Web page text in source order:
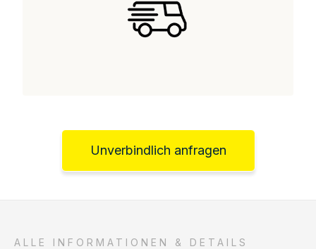
Unverbindlich anfragen
ALLE INFORMATIONEN & DETAILS